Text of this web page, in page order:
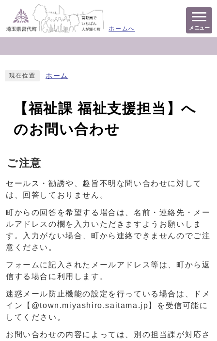
ホームへ メニュー
現在位置 ホーム
【福祉課 福祉支援担当】へ
のお問い合わせ
ご注意
セールス・勧誘や、趣旨不明な問い合わせに対して
は、回答しておりません。
町からの回答を希望する場合は、名前・連絡先・メー
ルアドレスの欄を入力いただきますようお願いしま
す。入力がない場合、町から連絡できませんのでご注
意ください。
フォームに記入されたメールアドレス等は、町から返
信する場合に利用します。
迷惑メール防止機能の設定を行っている場合は、ドメ
イン【@town.miyashiro.saitama.jp】を受信可能に
してください。
お問い合わせの内容によっては、別の担当課が対応さ